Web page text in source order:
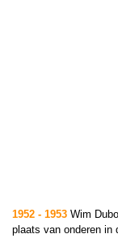
1952 - 1953 Wim
plaats van onderen in